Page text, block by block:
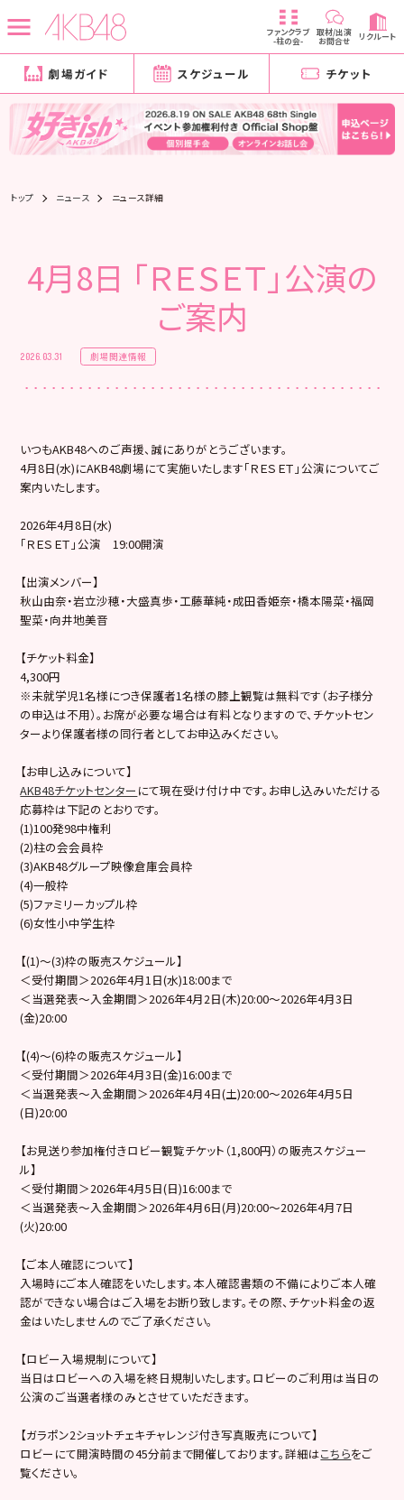
ファンクラブ
-柱の会-
取材/出演
お問合せ リクルート
劇場ガイド スケジュール チケット
トップ ニュース ニュース詳細
4月8日 「ＲＥＳＥＴ」公演の
ご案内
2026.03.31 劇場関連情報
いつもAKB48へのご声援、誠にありがとうございます。
4月8日(水)にAKB48劇場にて実施いたします「ＲＥＳＥＴ」公演についてご
案内いたします。
2026年4月8日(水)
「ＲＥＳＥＴ」公演 19:00開演
【出演メンバー】
秋山由奈・岩立沙穂・大盛真歩・工藤華純・成田香姫奈・橋本陽菜・福岡
聖菜・向井地美音
【チケット料金】
4,300円
※未就学児1名様につき保護者1名様の膝上観覧は無料です（お子様分
の申込は不用）。お席が必要な場合は有料となりますので、チケットセン
ターより保護者様の同行者としてお申込みください。
【お申し込みについて】
AKB48チケットセンター にて現在受け付け中です。お申し込みいただける
応募枠は下記のとおりです。
(1)100発98中権利
(2)柱の会会員枠
(3)AKB48グループ映像倉庫会員枠
(4)一般枠
(5)ファミリーカップル枠
(6)女性小中学生枠
【(1)～(3)枠の販売スケジュール】
＜受付期間＞2026年4月1日(水)18:00まで
＜当選発表～入金期間＞2026年4月2日(木)20:00～2026年4月3日
(金)20:00
【(4)〜(6)枠の販売スケジュール】
＜受付期間＞2026年4月3日(金)16:00まで
＜当選発表～入金期間＞2026年4月4日(土)20:00～2026年4月5日
(日)20:00
【お見送り参加権付きロビー観覧チケット（1,800円）の販売スケジュー
ル】
＜受付期間＞2026年4月5日(日)16:00まで
＜当選発表～入金期間＞2026年4月6日(月)20:00～2026年4月7日
(火)20:00
【ご本人確認について】
入場時にご本人確認をいたします。本人確認書類の不備によりご本人確
認ができない場合はご入場をお断り致します。その際、チケット料金の返
金はいたしませんのでご了承ください。
【ロビー入場規制について】
当日はロビーへの入場を終日規制いたします。ロビーのご利用は当日の
公演のご当選者様のみとさせていただきます。
【ガラポン2ショットチェキチャレンジ付き写真販売について】
ロビーにて開演時間の45分前まで開催しております。詳細はこちらをご
覧ください。